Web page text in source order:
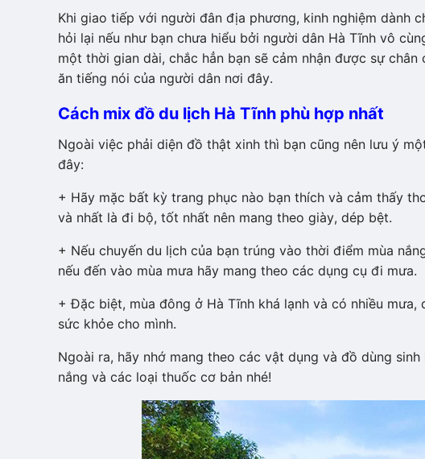
Khi giao tiếp với người đân địa phương, kinh nghiệm dành
hỏi lại nếu như bạn chưa hiểu bởi người dân Hà Tĩnh vô
một thời gian dài, chắc hẳn bạn sẽ cảm nhận được sự
ăn tiếng nói của người dân nơi đây.
Cách mix đồ du lịch Hà Tĩnh phù hợp nhất
Ngoài việc phải diện đồ thật xinh thì bạn cũng nên lưu ý
đây:
+ Hãy mặc bất kỳ trang phục nào bạn thích và cảm thấy
và nhất là đi bộ, tốt nhất nên mang theo giày, dép bệt.
+ Nếu chuyến du lịch của bạn trúng vào thời điểm mùa
nếu đến vào mùa mưa hãy mang theo các dụng cụ đi mưa.
+ Đặc biệt, mùa đông ở Hà Tĩnh khá lạnh và có nhiều
sức khỏe cho mình.
Ngoài ra, hãy nhớ mang theo các vật dụng và đồ dùng
nắng và các loại thuốc cơ bản nhé!